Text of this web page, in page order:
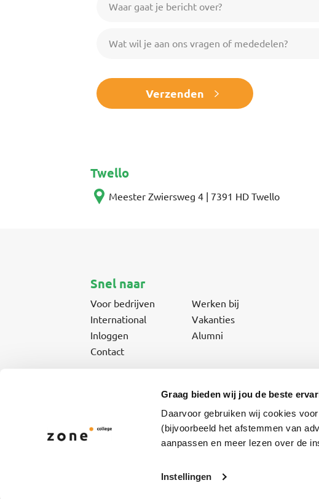
Graag bieden wij jou de beste
Daarvoor gebruiken wij cookies
(bijvoorbeeld het afstemmen van
aanpassen en meer lezen over de
Instellingen
Waar gaat je bericht over?
Wat wil je aan ons vragen of mededelen?
Verzenden
Twello
Meester Zwiersweg 4 | 7391 HD Twello
Snel naar
Voor bedrijven
Werken bij
International
Vakanties
Inloggen
Alumni
Contact
Vmbo- & mbo-opleidingen en cursussen voor jongeren,